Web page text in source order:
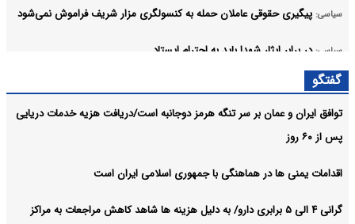
سیاسی: پیگیری حقوقی عاملان حمله به کنسولگری مزار شریف فراموش نمی‌شود
سیاسی: در برابر ایثار شهدا باید به احترام ایستاد
گفتگو
توافق ایران و عمان بر سر تنگه هرمز دوجانبه است/دریافت هزیه خدمات دریایی
پس از ۶۰ روز
اقدامات یمنی ها در هماهنگی با جمهوری اسلامی ایران است
گرانی ۴ الی ۵ برابری دارو/ به دلیل هزینه ها شاهد کاهش مراجعات به مراکز